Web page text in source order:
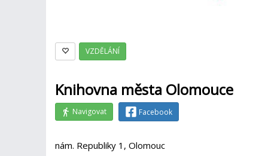
VZDĚLÁNÍ
Knihovna města Olomouce
Navigovat Facebook
nám. Republiky 1, Olomouc